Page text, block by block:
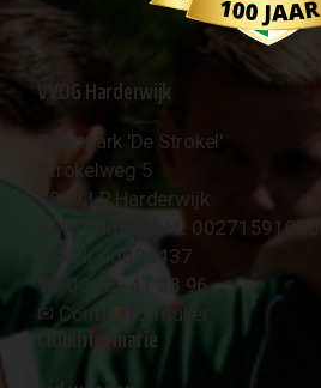
VVOG Harderwijk
Sportpark 'De Strokel'
Strokelweg 5
3847 LR Harderwijk
BTW Nummer NL 002715910B01
KvK Nr 40094437
☎︎ 0341 - 41 28 96
✉︎ Contactformulier
Clubinformatie